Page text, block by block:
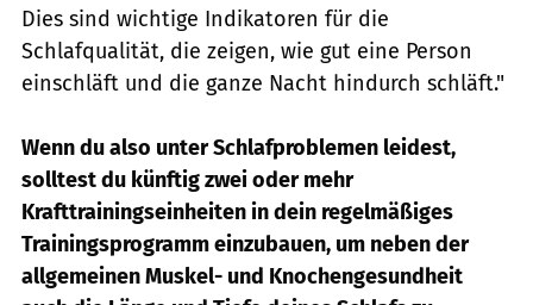
Dies sind wichtige Indikatoren für die
Schlafqualität, die zeigen, wie gut eine Person
einschläft und die ganze Nacht hindurch schläft."
Wenn du also unter Schlafproblemen leidest,
solltest du künftig zwei oder mehr
Krafttrainingseinheiten in dein regelmäßiges
Trainingsprogramm einzubauen, um neben der
allgemeinen Muskel- und Knochengesundheit